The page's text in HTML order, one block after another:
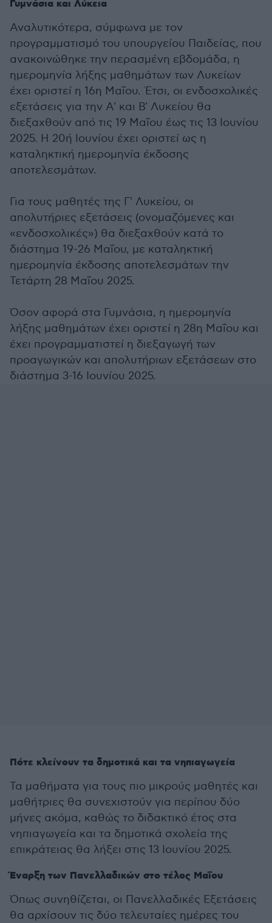
Γυμνάσια και Λύκεια
Αναλυτικότερα, σύμφωνα με τον
προγραμματισμό του υπουργείου Παιδείας, που
ανακοινώθηκε την περασμένη εβδομάδα, η
ημερομηνία λήξης μαθημάτων των Λυκείων
έχει οριστεί η 16η Μαΐου. Έτσι, οι ενδοσχολικές
εξετάσεις για την Α' και Β' Λυκείου θα
διεξαχθούν από τις 19 Μαΐου έως τις 13 Ιουνίου
2025. Η 20ή Ιουνίου έχει οριστεί ως η
καταληκτική ημερομηνία έκδοσης
αποτελεσμάτων.
Για τους μαθητές της Γ' Λυκείου, οι
απολυτήριες εξετάσεις (ονομαζόμενες και
«ενδοσχολικές») θα διεξαχθούν κατά το
διάστημα 19-26 Μαΐου, με καταληκτική
ημερομηνία έκδοσης αποτελεσμάτων την
Τετάρτη 28 Μαΐου 2025.
Όσον αφορά στα Γυμνάσια, η ημερομηνία
λήξης μαθημάτων έχει οριστεί η 28η Μαΐου και
έχει προγραμματιστεί η διεξαγωγή των
προαγωγικών και απολυτήριων εξετάσεων στο
διάστημα 3-16 Ιουνίου 2025.
Πότε κλείνουν τα δημοτικά και τα νηπιαγωγεία
Τα μαθήματα για τους πιο μικρούς μαθητές και
μαθήτριες θα συνεχιστούν για περίπου δύο
μήνες ακόμα, καθώς το διδακτικό έτος στα
νηπιαγωγεία και τα δημοτικά σχολεία της
επικράτειας θα λήξει στις 13 Ιουνίου 2025.
Έναρξη των Πανελλαδικών στο τέλος Μαΐου
Όπως συνηθίζεται, οι Πανελλαδικές Εξετάσεις
θα αρχίσουν τις δύο τελευταίες ημέρες του